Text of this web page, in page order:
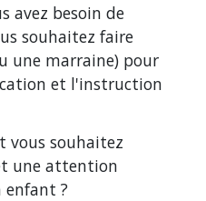
avez besoin de
souhaitez faire
une marraine) pour
et l'instruction
vous souhaitez
une attention
enfant ?